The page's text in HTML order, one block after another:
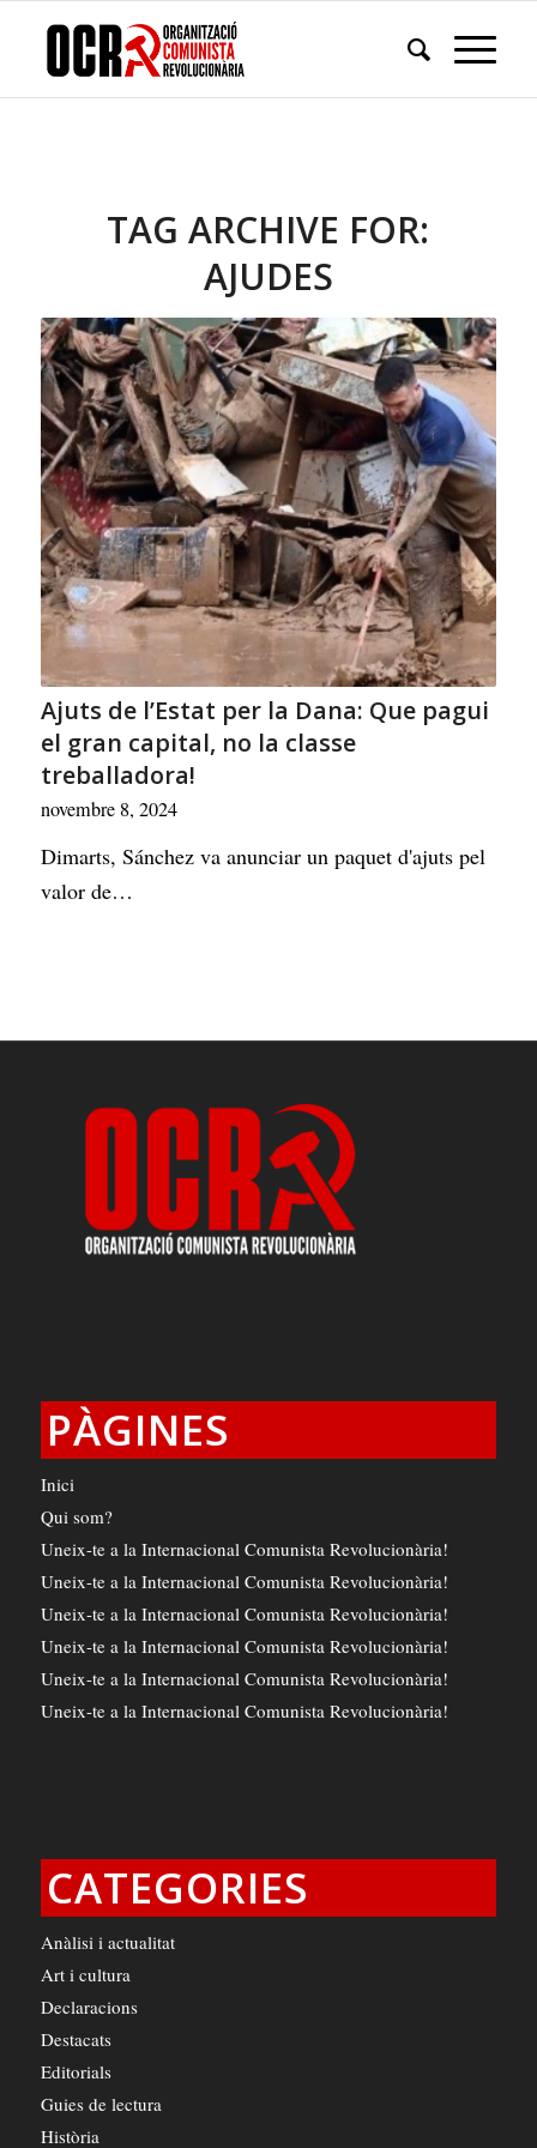
TAG ARCHIVE FOR:
AJUDES
Ajuts de l’Estat per la Dana: Que pagui
el gran capital, no la classe
treballadora!
novembre 8, 2024
Dimarts, Sánchez va anunciar un paquet d'ajuts pel
valor de…
PÀGINES
Inici
Qui som?
Uneix-te a la Internacional Comunista Revolucionària!
Uneix-te a la Internacional Comunista Revolucionària!
Uneix-te a la Internacional Comunista Revolucionària!
Uneix-te a la Internacional Comunista Revolucionària!
Uneix-te a la Internacional Comunista Revolucionària!
Uneix-te a la Internacional Comunista Revolucionària!
CATEGORIES
Anàlisi i actualitat
Art i cultura
Declaracions
Destacats
Editorials
Guies de lectura
Història